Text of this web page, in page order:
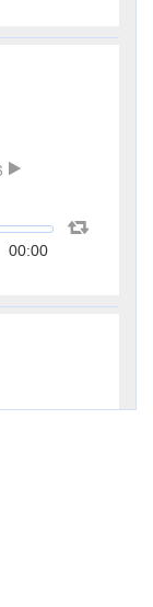
00:00